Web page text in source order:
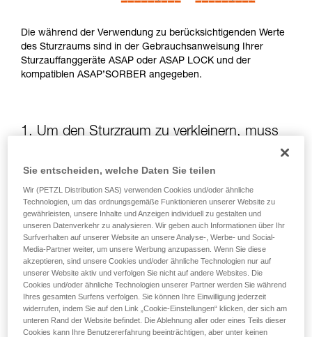
Die während der Verwendung zu berücksichtigenden Werte
des Sturzraums sind in der Gebrauchsanweisung Ihrer
Sturzauffanggeräte ASAP oder ASAP LOCK und der
kompatiblen ASAP’SORBER angegeben.
1. Um den Sturzraum zu verkleinern, muss
Die Position des ASAP oder des ASAP LOCK in Bezug auf
die anwendende Person beeinflusst die Sturzhöhe und somit
die Aufreißlänge des Falldämpfers: Beide Elemente
vergrößern den Sturzraum.
Halten Sie das ASAP oder ASAP LOCK soweit wie möglich
oberhalb des Befestigungspunkts Ihres Gurts
Sie entscheiden, welche Daten Sie teilen
Wir (PETZL Distribution SAS) verwenden Cookies und/oder ähnliche
Technologien, um das ordnungsgemäße Funktionieren unserer Website zu
gewährleisten, unsere Inhalte und Anzeigen individuell zu gestalten und
unseren Datenverkehr zu analysieren. Wir geben auch Informationen über Ihr
Surfverhalten auf unserer Website an unsere Analyse-, Werbe- und Social-
Media-Partner weiter, um unsere Werbung anzupassen. Wenn Sie diese
akzeptieren, sind unsere Cookies und/oder ähnliche Technologien nur auf
unserer Website aktiv und verfolgen Sie nicht auf andere Websites. Die
Cookies und/oder ähnliche Technologien unserer Partner werden Sie während
Ihres gesamten Surfens verfolgen. Sie können Ihre Einwilligung jederzeit
widerrufen, indem Sie auf den Link „Cookie-Einstellungen“ klicken, der sich am
unteren Rand der Website befindet. Die Ablehnung aller oder eines Teils dieser
Cookies kann Ihre Benutzererfahrung beeinträchtigen, aber unter keinen